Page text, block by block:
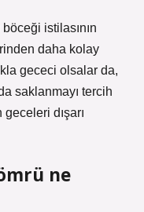
istilasının
daha kolay
gececi olsalar da,
saklanmayı tercih
dışarı
ne